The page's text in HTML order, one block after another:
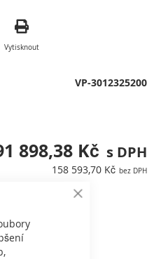
Close
Vytisknout
898,38 Kč
158 593,70 Kč
VP-3012325200